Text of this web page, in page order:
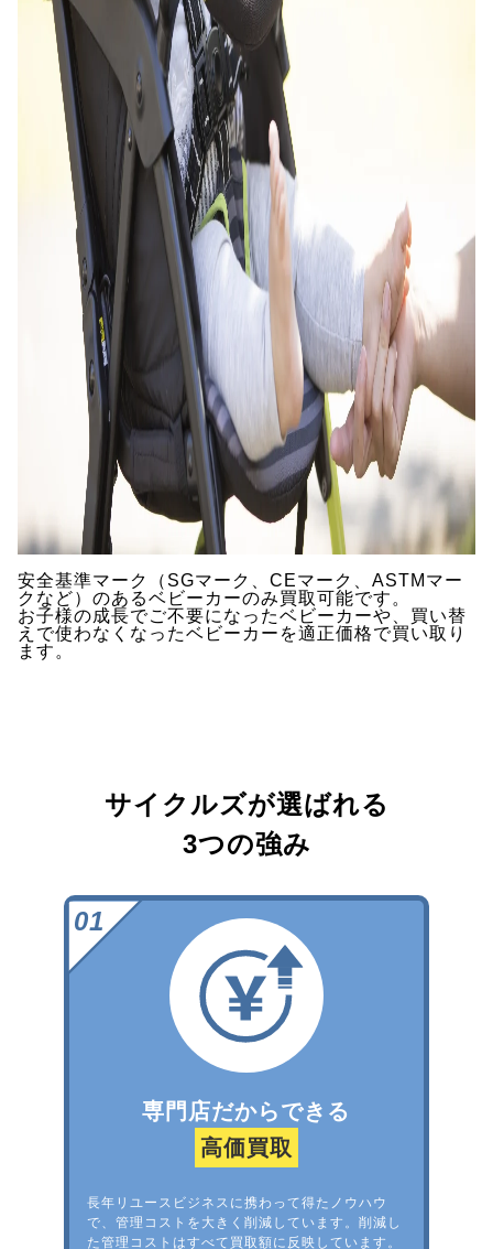
安全基準マーク（SGマーク、CEマーク、ASTMマー
クなど）のあるベビーカーのみ買取可能です。
お子様の成長でご不要になったベビーカーや、買い替
えで使わなくなったベビーカーを適正価格で買い取り
ます。
サイクルズが選ばれる
3つの強み
専門店だからできる
高価買取
長年リユースビジネスに携わって得たノウハウ
で、管理コストを大きく削減しています。削減し
た管理コストはすべて買取額に反映しています。